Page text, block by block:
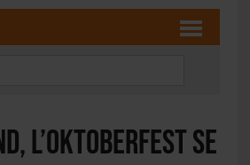
l’Oktoberfest se